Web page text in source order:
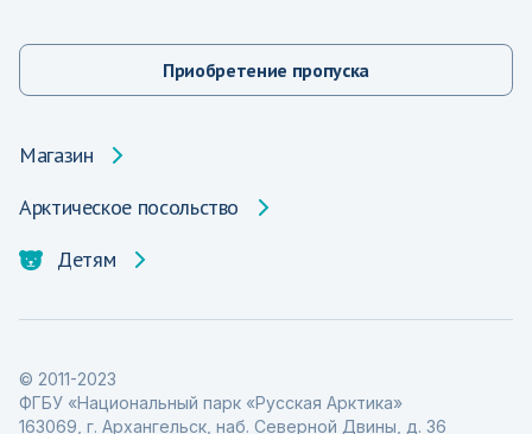
Приобретение пропуска
Магазин
Арктическое посольство
Детям
© 2011-2023
ФГБУ «Национальный парк «Русская Арктика»
163069, г. Архангельск, наб. Северной Двины, д. 36